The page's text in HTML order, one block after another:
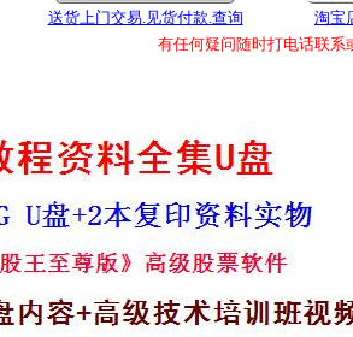
送货上门交易.见货付款.查询
淘宝
有任何疑问随时打电话联系